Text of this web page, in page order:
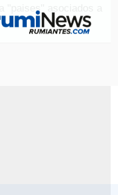
"paises" asociados a